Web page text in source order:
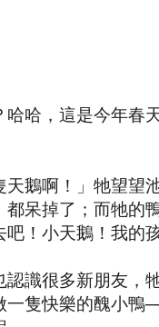
哈哈，這是今年春
天鵝啊！」牠望望
呆掉了；而牠的
！小天鵝！我的
識很多新朋友，
隻快樂的醜小鴨